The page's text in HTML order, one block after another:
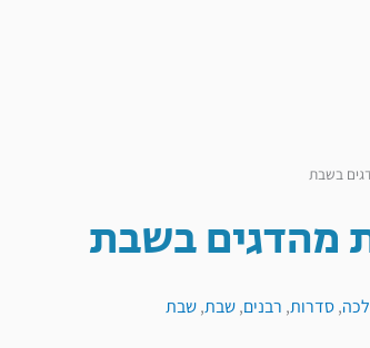
בשבת
מהדגים בשבת
,סדרות, רבנים,שבת,שבת